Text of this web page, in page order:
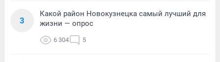
3
Какой район Новокузнецка самый лучший для
жизни — опрос
6 304 5